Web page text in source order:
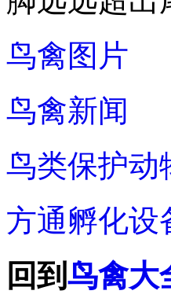
鸟禽图片
鸟禽新闻
鸟类保护动
方通孵化设
回到 鸟禽大